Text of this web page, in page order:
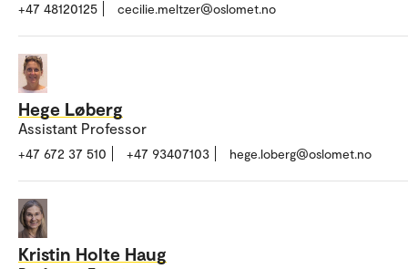
+47 48120125 cecilie.meltzer@oslomet.no
Hege Løberg
Assistant Professor
+47 672 37 510 +47 93407103 hege.loberg@oslomet.no
Kristin Holte Haug